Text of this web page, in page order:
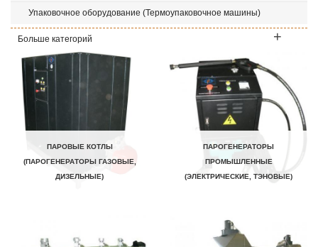
Упаковочное оборудование (Термоупаковочное машины)
Больше категорий
ПАРОВЫЕ КОТЛЫ
(ПАРОГЕНЕРАТОРЫ ГАЗОВЫЕ,
ДИЗЕЛЬНЫЕ)
ПАРОГЕНЕРАТОРЫ
ПРОМЫШЛЕННЫЕ
(ЭЛЕКТРИЧЕСКИЕ, ТЭНОВЫЕ)